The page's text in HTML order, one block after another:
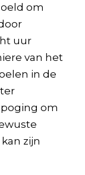
om
uur
van het
in de
poging om
zijn